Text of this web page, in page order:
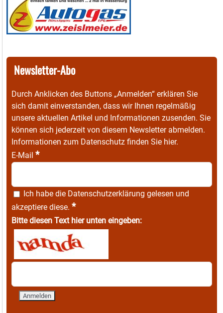
Newsletter-Abo
Durch Anklicken des Buttons „Anmelden“ erklären Sie
sich damit einverstanden, dass wir Ihnen regelmäßig
unsere aktuellen Artikel und Informationen zusenden. Sie
können sich jederzeit von diesem Newsletter abmelden.
Informationen zum Datenschutz finden Sie hier.
E-Mail *
Ich habe die Datenschutzerklärung gelesen und
akzeptiere diese. *
Bitte diesen Text hier unten eingeben: